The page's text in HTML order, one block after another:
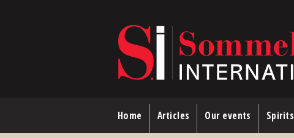
Home Articles Our events Spirits